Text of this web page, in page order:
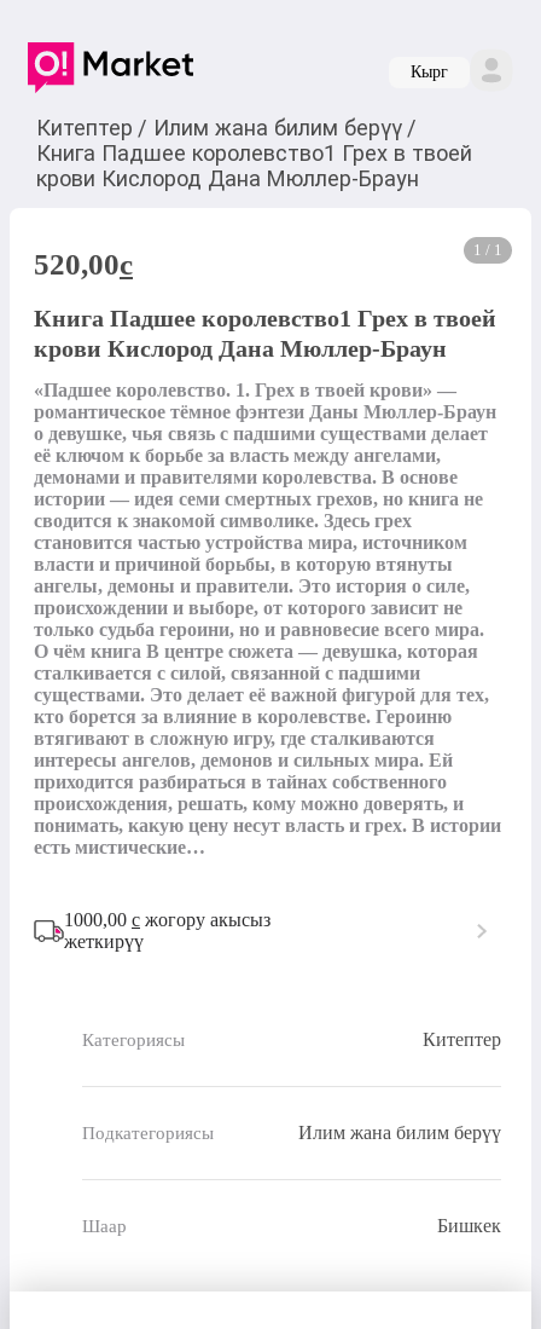
Кырг
Китептер / Илим жана билим берүү /
Книга Падшее королевство1 Грех в твоей
крови Кислород Дана Мюллер-Браун
1 / 1
520,00c
Книга Падшее королевство1 Грех в твоей
крови Кислород Дана Мюллер-Браун
«Падшее королевство. 1. Грех в твоей крови» —
романтическое тёмное фэнтези Даны Мюллер-Браун
о девушке, чья связь с падшими существами делает
её ключом к борьбе за власть между ангелами,
демонами и правителями королевства. В основе
истории — идея семи смертных грехов, но книга не
сводится к знакомой символике. Здесь грех
становится частью устройства мира, источником
власти и причиной борьбы, в которую втянуты
ангелы, демоны и правители. Это история о силе,
происхождении и выборе, от которого зависит не
только судьба героини, но и равновесие всего мира.
О чём книга В центре сюжета — девушка, которая
сталкивается с силой, связанной с падшими
существами. Это делает её важной фигурой для тех,
кто борется за влияние в королевстве. Героиню
втягивают в сложную игру, где сталкиваются
интересы ангелов, демонов и сильных мира. Ей
приходится разбираться в тайнах собственного
происхождения, решать, кому можно доверять, и
понимать, какую цену несут власть и грех. В истории
есть мистические…
1000,00 с жогору акысыз
жеткирүү
Категориясы Китептер
Подкатегориясы Илим жана билим берүү
Шаар Бишкек